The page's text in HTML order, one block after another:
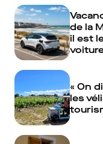
de la
il est
« On
les